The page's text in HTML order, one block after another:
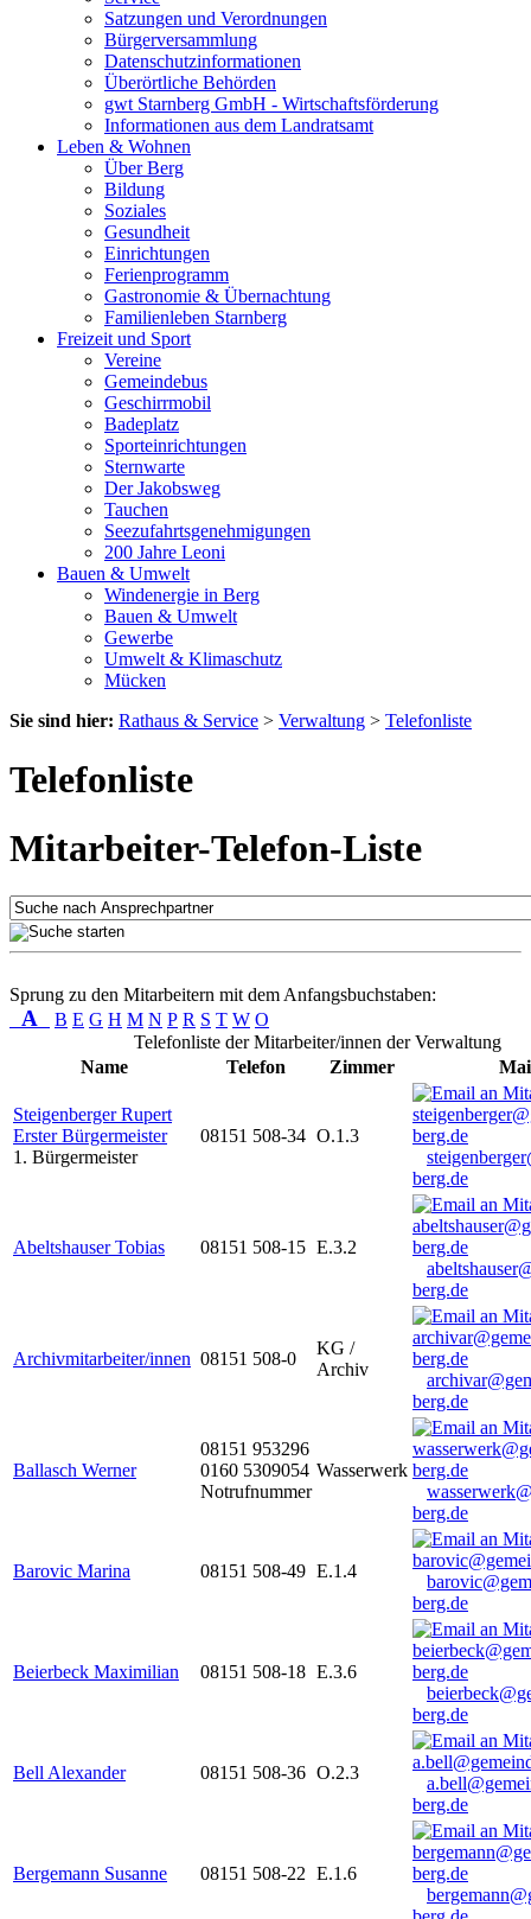
Satzungen und Verordnungen
Bürgerversammlung
Datenschutzinformationen
Überörtliche Behörden
gwt Starnberg GmbH - Wirtschaftsförderung
Informationen aus dem Landratsamt
Leben & Wohnen
Über Berg
Bildung
Soziales
Gesundheit
Einrichtungen
Ferienprogramm
Gastronomie & Übernachtung
Familienleben Starnberg
Freizeit und Sport
Vereine
Gemeindebus
Geschirrmobil
Badeplatz
Sporteinrichtungen
Sternwarte
Der Jakobsweg
Tauchen
Seezufahrtsgenehmigungen
200 Jahre Leoni
Bauen & Umwelt
Windenergie in Berg
Bauen & Umwelt
Gewerbe
Umwelt & Klimaschutz
Mücken
Sie sind hier: Rathaus & Service > Verwaltung > Telefonliste
Telefonliste
Mitarbeiter-Telefon-Liste
Sprung zu den Mitarbeitern mit dem Anfangsbuchstaben:
A B E G H M N P R S T W O
Telefonliste der Mitarbeiter/innen der Verwaltung
Name
Telefon Zimmer
Steigenberger Rupert
Erster Bürgermeister
1. Bürgermeister
08151 508-34 O.1.3
berg.de
Abeltshauser Tobias 08151 508-15 E.3.2
berg.de
Archivmitarbeiter/innen 08151 508-0
KG /
Archiv
berg.de
Ballasch Werner
08151 953296
0160 5309054
Notrufnummer
Wasserwerk
berg.de
Barovic Marina 08151 508-49 E.1.4
berg.de
Beierbeck Maximilian 08151 508-18 E.3.6
berg.de
Bell Alexander 08151 508-36 O.2.3
berg.de
Bergemann Susanne 08151 508-22 E.1.6